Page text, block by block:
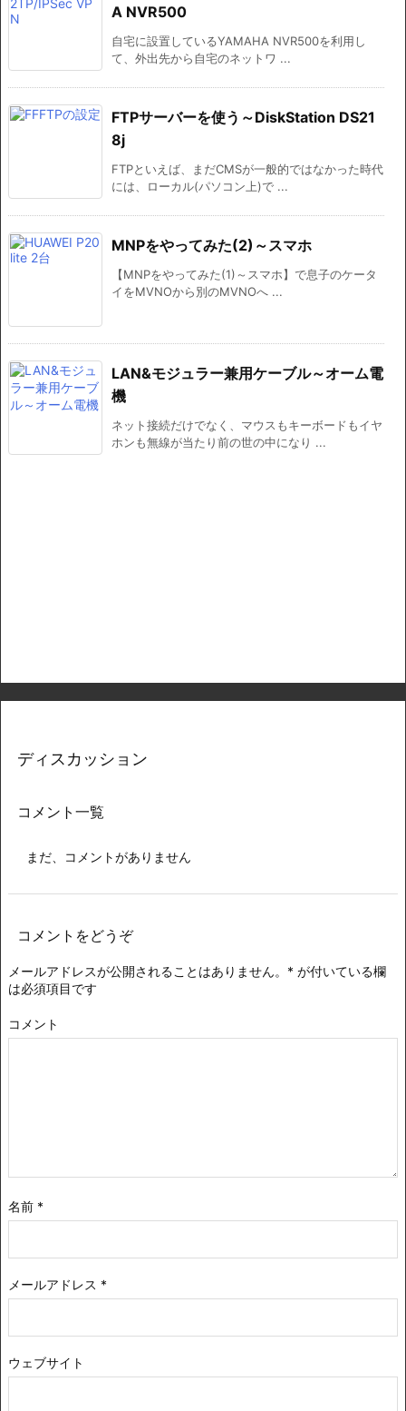
A NVR500
自宅に設置しているYAMAHA NVR500を利用し
て、外出先から自宅のネットワ ...
FTPサーバーを使う～DiskStation DS21
8j
FTPといえば、まだCMSが一般的ではなかった時代
には、ローカル(パソコン上)で ...
MNPをやってみた(2)～スマホ
【MNPをやってみた(1)～スマホ】で息子のケータ
イをMVNOから別のMVNOへ ...
LAN&モジュラー兼用ケーブル～オーム電
機
ネット接続だけでなく、マウスもキーボードもイヤ
ホンも無線が当たり前の世の中になり ...
ディスカッション
コメント一覧
まだ、コメントがありません
コメントをどうぞ
メールアドレスが公開されることはありません。 * が付いている欄
は必須項目です
コメント
名前 *
メールアドレス *
ウェブサイト